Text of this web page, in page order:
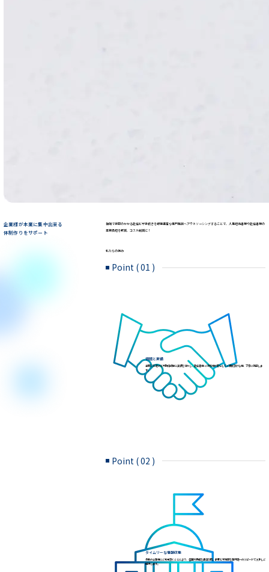
企業様が本業に集中出来る
体制作りをサポート
複雑で手間のかかる赴任ビザ手続きを経験豊富な専門集団へアウトソーシングすることで、人事担当者様や赴任者様の
業務負担を軽減、コスト削減に！
私たちの強み
Point ( 01 )
信頼と実績
年間3,500名のビザ取得経験と実績を活かし、赴任者様･ご家族様が安心してご渡航頂ける様、丁寧に手配しま
す。
Point ( 02 )
タイムリーな情報収集
多数の企業様にご利用頂くことにより、各国大使館を連日訪問。最新ビザ情報を業界随一のスピードで入手しご
提供します。